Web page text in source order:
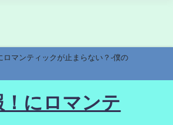
マンティックが止まらない？-僕の
にロマンテ